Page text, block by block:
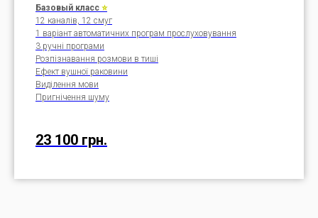
Базовый класс ⭐
12 каналів, 12 смуг
1 варіант автоматичних програм прослуховування
3 ручні програми
Розпізнавання розмови в тиші
Ефект вушної раковини
Виділення мови
Пригнічення шуму
23 100 грн.